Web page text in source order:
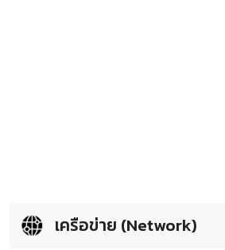
เครือข่าย (Network)